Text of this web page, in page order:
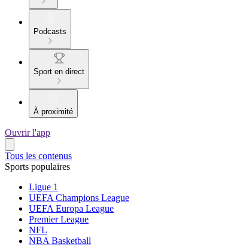
Podcasts
Sport en direct
À proximité
Ouvrir l'app
Tous les contenus
Sports populaires
Ligue 1
UEFA Champions League
UEFA Europa League
Premier League
NFL
NBA Basketball